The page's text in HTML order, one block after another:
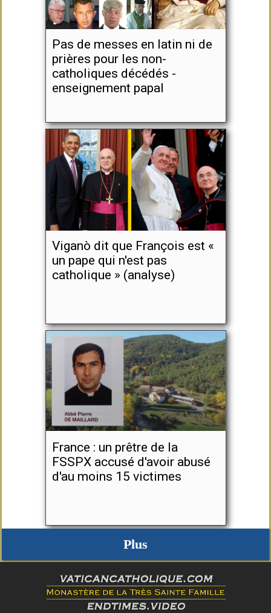
Pas de messes en latin ni de
prières pour les non-
catholiques décédés -
enseignement papal
Viganò dit que François est «
un pape qui n'est pas
catholique » (analyse)
France : un prêtre de la
FSSPX accusé d'avoir abusé
d'au moins 15 victimes
Plus